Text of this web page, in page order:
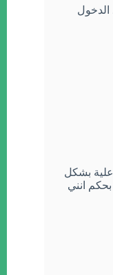
الدخول
علية بشكل
انني